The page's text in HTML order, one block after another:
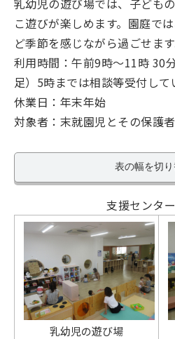
乳幼児の遊び場では、子ども
こ遊びが楽しめます。園庭で
ど季節を感じながら過ごせます
利用時間：午前9時～11時 30
足）5時までは相談等受付して
休業日：年末年始
対象者：末就園児とその保護者
表の幅を切り
支援センタ
乳幼児の遊び場